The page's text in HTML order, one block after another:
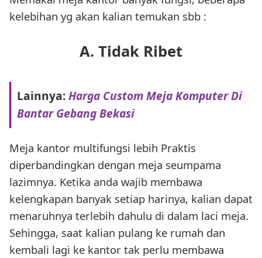
kelebihan yg akan kalian temukan sbb :
A. Tidak Ribet
Lainnya:Harga Custom Meja Komputer Di
Bantar Gebang Bekasi
Meja kantor multifungsi lebih Praktis
diperbandingkan dengan meja seumpama
lazimnya. Ketika anda wajib membawa
kelengkapan banyak setiap harinya, kalian dapat
menaruhnya terlebih dahulu di dalam laci meja.
Sehingga, saat kalian pulang ke rumah dan
kembali lagi ke kantor tak perlu membawa